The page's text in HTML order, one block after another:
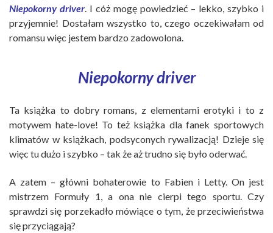
Niepokorny driver. I cóż mogę powiedzieć – lekko, szybko i
przyjemnie! Dostałam wszystko to, czego oczekiwałam od
romansu więc jestem bardzo zadowolona.
Niepokorny driver
Ta książka to dobry romans, z elementami erotyki i to z
motywem hate-love! To też książka dla fanek sportowych
klimatów w książkach, podsyconych rywalizacją! Dzieje się
więc tu dużo i szybko – tak że aż trudno się było oderwać.
A zatem – główni bohaterowie to Fabien i Letty. On jest
mistrzem Formuły 1, a ona nie cierpi tego sportu. Czy
sprawdzi się porzekadło mówiące o tym, że przeciwieństwa
się przyciągają?